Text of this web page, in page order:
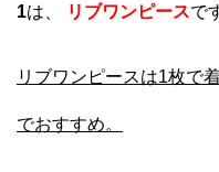
1は、 リブワンピースで
リブワンピースは1枚で
でおすすめ。